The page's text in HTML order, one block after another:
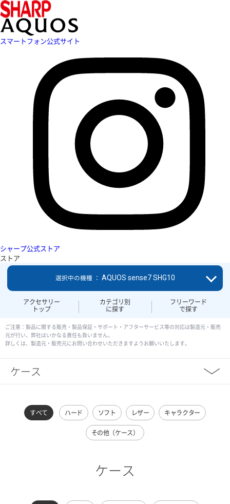
スマートフォン公式サイト
シャープ公式ストア
ストア
アクセサリー
トップ
カテゴリ別
に探す
フリーワード
で探す
選択中の機種 ： AQUOS sense7 SHG10
ご注意：製品に関する販売・製品保証・サポート・アフターサービス等の対応は製造元・販売
元が行い、弊社はいかなる責任も負いません。
詳しくは、製造元・販売元にお問い合わせいただきますようお願いいたします。
ケース
すべて ハード ソフト レザー キャラクター
その他（ケース）
ケース